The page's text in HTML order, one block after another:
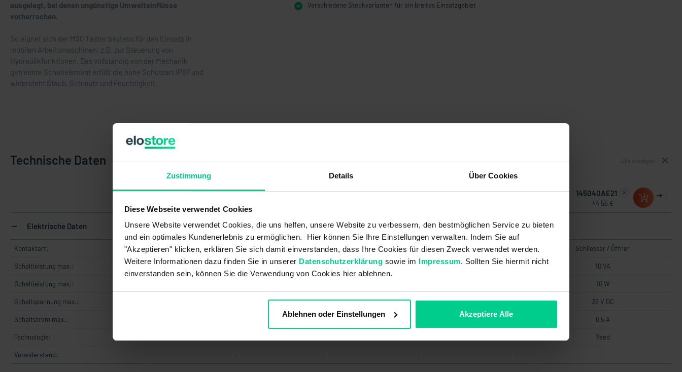
Zustimmung Details Über Cookies
Diese Webseite verwendet Cookies
Unsere Website verwendet Cookies, die uns helfen, unsere Website zu verbessern, den bestmöglichen Service zu bieten
und ein optimales Kundenerlebnis zu ermöglichen. Hier können Sie Ihre Einstellungen verwalten. Indem Sie auf
"Akzeptieren" klicken, erklären Sie sich damit einverstanden, dass Ihre Cookies für diesen Zweck verwendet werden.
Weitere Informationen dazu finden Sie in unserer Datenschutzerklärung sowie im Impressum. Sollten Sie hiermit nicht
einverstanden sein, können Sie die Verwendung von Cookies hier ablehnen.
Ablehnen oder Einstellungen Akzeptiere Alle
ausgelegt, bei denen ungünstige Umwelteinflüsse
vorherrschen.
So eignet sich der M30 Taster bestens für den Einsatz in
mobilen Arbeitsmaschinen, z.B. zur Steuerung von
Hydraulikfunktionen. Das vollständig von der Mechanik
getrennte Schaltelement erfüllt die hohe Schutzart IP67 und
widersteht Staub, Schmutz und Feuchtigkeit.
Verschiedene Steckvarianten für ein breites Einsatzgebiet
Technische Daten
145000AE01 145000AE10 145000AE30 145000AE40 145040AE21
44,55 €
Elektrische Daten
Kontaktart: Schließer Schließer Schließer Schließer Schliesser / Öffner
Schaltleistung max.: 10 VA 10 VA 10 VA 10 VA 10 VA
Schaltleistung max.: 10 W
Schaltspannung max.: 36 V DC 36 V DC 36 V DC 36 V DC
Schaltstrom max.: 0,5 A 0,5 A 0,5 A
Technologie: Reed
Vorwiderstand: - - - - -